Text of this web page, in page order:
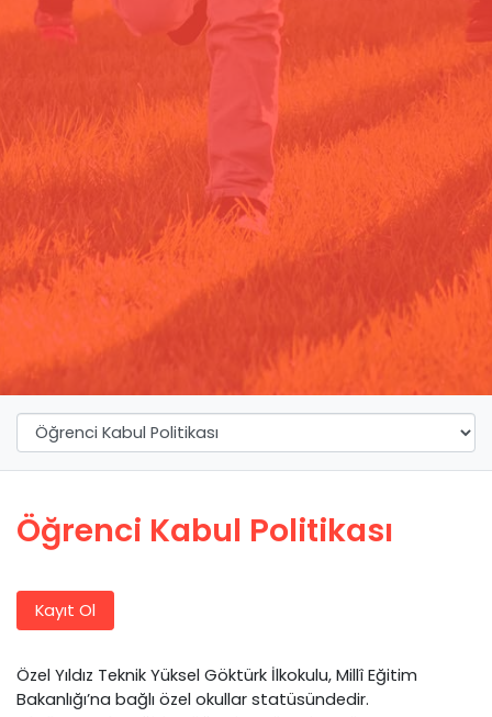
Öğrenci Kabul Politikası
Kayıt Ol
Özel Yıldız Teknik Yüksel Göktürk İlkokulu, Millî Eğitim
Bakanlığı’na bağlı özel okullar statüsündedir.